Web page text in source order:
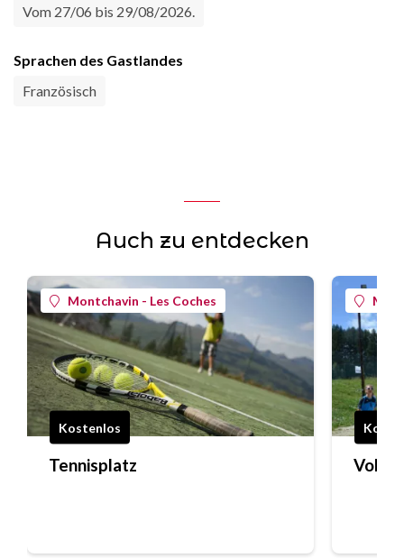
Vom 27/06 bis 29/08/2026.
Sprachen des Gastlandes
Französisch
Auch zu entdecken
Montchavin - Les Coches
Kostenlos
Tennisplatz